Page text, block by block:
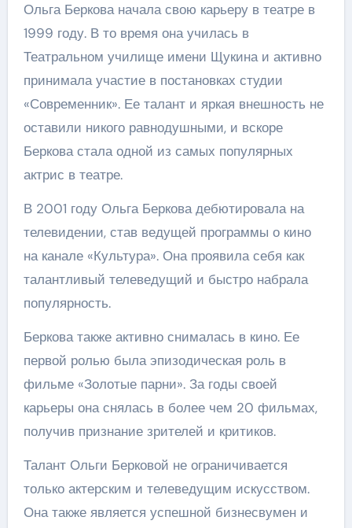
Ольга Беркова начала свою карьеру в театре в
1999 году. В то время она училась в
Театральном училище имени Щукина и активно
принимала участие в постановках студии
«Современник». Ее талант и яркая внешность не
оставили никого равнодушными, и вскоре
Беркова стала одной из самых популярных
актрис в театре.
В 2001 году Ольга Беркова дебютировала на
телевидении, став ведущей программы о кино
на канале «Культура». Она проявила себя как
талантливый телеведущий и быстро набрала
популярность.
Беркова также активно снималась в кино. Ее
первой ролью была эпизодическая роль в
фильме «Золотые парни». За годы своей
карьеры она снялась в более чем 20 фильмах,
получив признание зрителей и критиков.
Талант Ольги Берковой не ограничивается
только актерским и телеведущим искусством.
Она также является успешной бизнесвумен и